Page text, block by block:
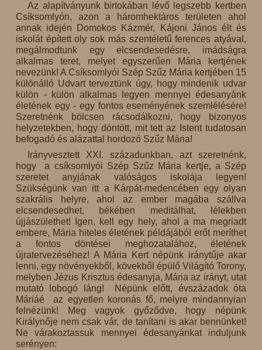
Az alapítványunk birtokában lévő legszebb kertben
Csíksomlyón, azon a háromhektáros területen ahol
annak idején Domokos Kázmér, Kájoni János élt és
iskolát épített oly sok más szentéletű ferences atyával,
megálmodtunk egy elcsendesedésre, imádságra
alkalmas teret, melyet egyszerűen Mária kertjének
nevezünk! A Csíksomlyói Szép Szűz Mária kertjében 15
különálló Udvart terveztünk úgy, hogy mindenik udvar
külön - külön alkalmas legyen mennyei édesanyánk
életének egy - egy fontos eseményének szemlélésére!
Szeretnénk bölcsen rácsodálkozni, hogy bizonyos
helyzetekben, hogy döntött, mit tett az Istent tudatosan
befogadó és alázattal hordozó Szűz Mária!
Irányvesztett XXI. századunkban, azt szeretnénk,
hogy a csíksomlyói Szép Szűz Mária kertje, a Szép
szeretet anyjának valóságos iskolája legyen!
Szükségünk van itt a Kárpát-medencében egy olyan
szakrális helyre, ahol az ember magába szállva
elcsendesedhet, békében meditálhat, lélekben
újjászülethet! Igen, kell egy hely, ahol a ma megriadt
embere, Mária hiteles életének példájából erőt meríthet
a fontos döntései meghozatalához, életének
újratervezéséhez! A Mária Kert népünk iránytűje akar
lenni, egy növényekből, kövekből épülő Világító Torony,
melyben Jézus Krisztus édesanyja, Mária az irányt, utat
mutató lobogó láng! Népünk előtt, évszázadok óta
Máriáé az egyetlen koronás fő, melyre mindannyian
felnézünk! Meg vagyok győződve, hogy népünk
Királynője nem csak vár, de tanítani is akar bennünket!
Ne várakoztassuk mennyei édesanyánkat induljunk
serényen: